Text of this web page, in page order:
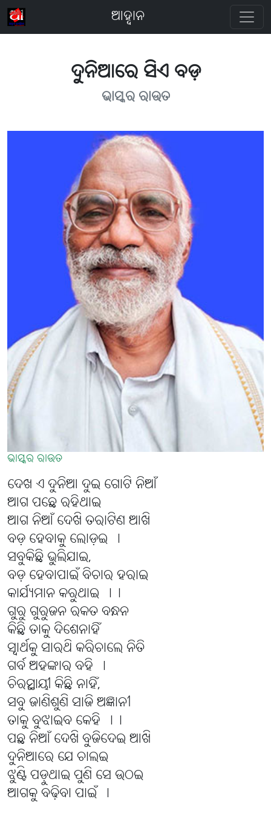
ଆହ୍ବାନ
ଦୁନିଆରେ ସିଏ ବଡ଼
ଭାସ୍କର ରାଉତ
ଭାସ୍କର ରାଉତ
ଦେଖ ଏ ଦୁନିଆ ଦୁଇ ଗୋଟି ନିଆଁ
ଆଗ ପଛେ ରହିଥାଇ
ଆଗ ନିଆଁ ଦେଖି ତରାଟିଣ ଆଖି
ବଡ଼ ହେବାକୁ ଲୋଡ଼ଇ ।
ସବୁକିଛି ଭୁଲିଯାଇ,
ବଡ଼ ହେବାପାଇଁ ବିଚାର ହରାଇ
କାର୍ଯ୍ୟମାନ କରୁଥାଇ ।।
ଗୁରୁ ଗୁରୁଜନ ରକତ ବନ୍ଧନ
କିଛି ତାକୁ ଦିଶେନାହିଁ
ସ୍ୱାର୍ଥକୁ ସାରଥି କରିଚାଲେ ନିତି
ଗର୍ବ ଅହଙ୍କାର ବହି ।
ଚିରସ୍ଥାୟୀ କିଛି ନାହିଁ,
ସବୁ ଜାଣିଶୁଣି ସାଜି ଅଜ୍ଞାନୀ
ତାକୁ ବୁଝାଇବ କେହି ।।
ପଛ ନିଆଁ ଦେଖି ବୁଜିଦେଇ ଆଖି
ଦୁନିଆରେ ଯେ ଚାଲଇ
ଝୁଣ୍ଟି ପଡ଼ୁଥାଇ ପୁଣି ସେ ଉଠଇ
ଆଗକୁ ବଢ଼ିବା ପାଇଁ ।